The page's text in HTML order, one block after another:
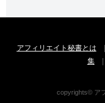
アフィリエイト秘書とは
集
copyrights© ア